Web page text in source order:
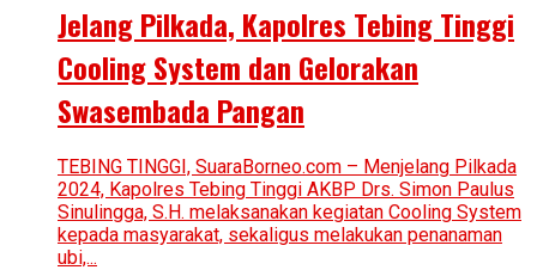
Jelang Pilkada, Kapolres Tebing Tinggi
Cooling System dan Gelorakan
Swasembada Pangan
TEBING TINGGI, SuaraBorneo.com – Menjelang Pilkada
2024, Kapolres Tebing Tinggi AKBP Drs. Simon Paulus
Sinulingga, S.H. melaksanakan kegiatan Cooling System
kepada masyarakat, sekaligus melakukan penanaman
ubi,...